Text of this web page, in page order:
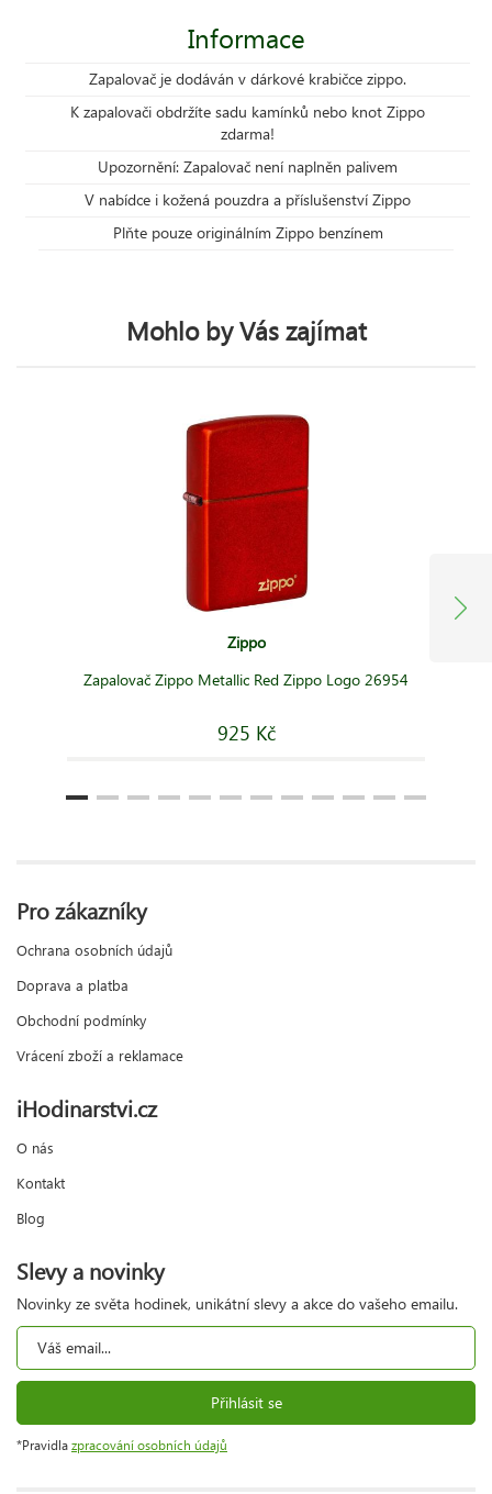
Informace
Zapalovač je dodáván v dárkové krabičce zippo.
K zapalovači obdržíte sadu kamínků nebo knot Zippo
zdarma!
Upozornění: Zapalovač není naplněn palivem
V nabídce i kožená pouzdra a příslušenství Zippo
Plňte pouze originálním Zippo benzínem
Mohlo by Vás zajímat
Zippo
Zapalovač Zippo Metallic Red Zippo Logo 26954
925 Kč
Pro zákazníky
Ochrana osobních údajů
Doprava a platba
Obchodní podmínky
Vrácení zboží a reklamace
iHodinarstvi.cz
O nás
Kontakt
Blog
Slevy a novinky
Novinky ze světa hodinek, unikátní slevy a akce do vašeho emailu.
Přihlásit se
*Pravidla zpracování osobních údajů